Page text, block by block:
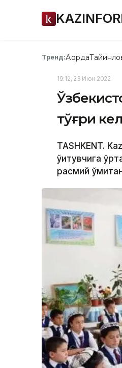
Тренд:Ақорда
19:12, 23 Июн 2022
тўғри
TASHKENT.
ўқитувчига
расмий